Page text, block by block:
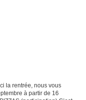
la rentrée, nous vous
à partir de 16